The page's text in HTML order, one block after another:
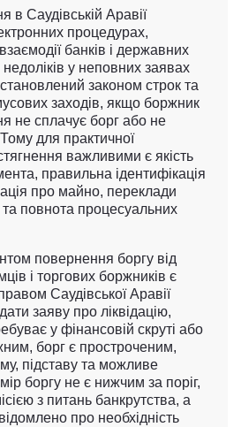
в Саудівській Аравії
процедурах,
банків і державних
недоліків у неповних заявах
законом строк та
заходів, якщо боржник
не сплачує борг або не
для практичної
важливими є якість
правильна ідентифікація
про майно, переклади
повнота процесуальних
повернення боргу від
і торгових боржників є
Саудівської Аравії
заяву про ліквідацію,
у фінансовій скруті або
борг є простроченим,
підставу та можливе
боргу не є нижчим за поріг,
з питань банкрутства, а
про необхідність